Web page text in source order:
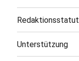
Redaktionsstatut
Unterstützung